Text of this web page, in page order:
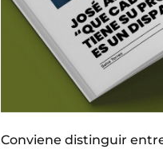
Conviene distinguir